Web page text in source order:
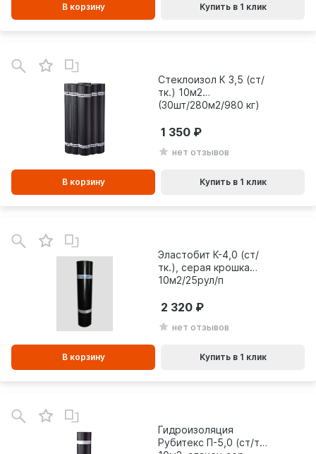
В корзину Купить в 1 клик
Стеклоизол К 3,5 (ст/
тк.) 10м2
(30шт/280м2/980 кг)
нет отзывов
1 350
В корзину Купить в 1 клик
Эластобит К-4,0 (ст/
тк.), серая крошка
10м2/25рул/п
нет отзывов
2 320
В корзину Купить в 1 клик
Гидроизоляция
Рубитекс П-5,0 (ст/тк)